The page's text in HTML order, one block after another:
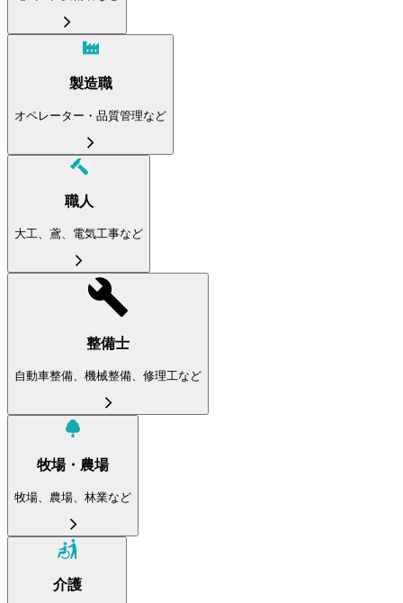
製造職
オペレーター・品質管理など
職人
大工、鳶、電気工事など
整備士
自動車整備、機械整備、修理工など
牧場・農場
牧場、農場、林業など
介護